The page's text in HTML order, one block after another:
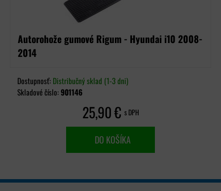
Autorohože gumové Rigum - Hyundai i10 2008-
2014
Dostupnosť: Distribučný sklad (1-3 dni)
Skladové číslo:901146
25,90 € s DPH
DO KOŠÍKA